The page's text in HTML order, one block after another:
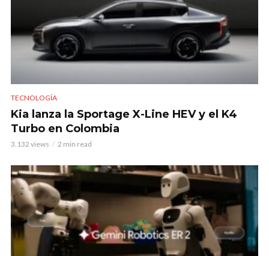
TECNOLOGÍA
Kia lanza la Sportage X-Line HEV y el K4
Turbo en Colombia
3.132 views 2 min read